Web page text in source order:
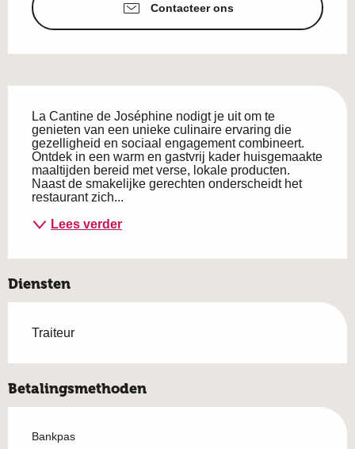
Contacteer ons
La Cantine de Joséphine nodigt je uit om te
genieten van een unieke culinaire ervaring die
gezelligheid en sociaal engagement combineert.
Ontdek in een warm en gastvrij kader huisgemaakte
maaltijden bereid met verse, lokale producten.
Naast de smakelijke gerechten onderscheidt het
restaurant zich...
Lees verder
Diensten
Traiteur
Betalingsmethoden
Bankpas